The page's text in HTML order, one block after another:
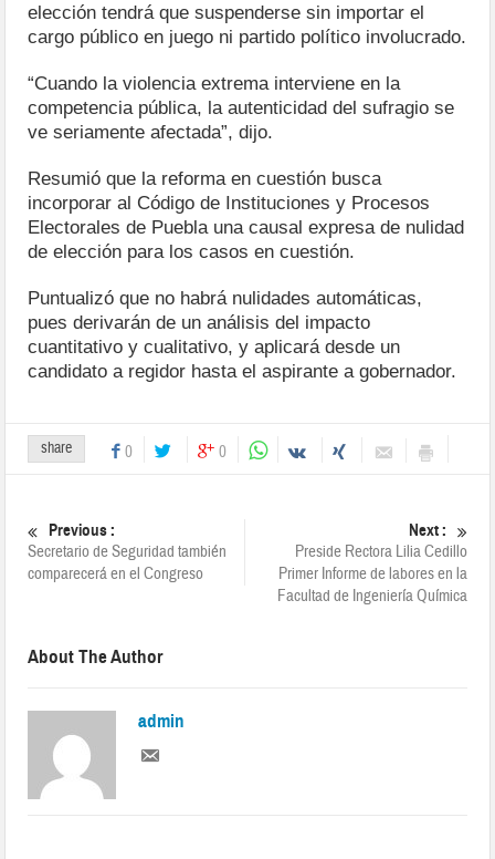
elección tendrá que suspenderse sin importar el
cargo público en juego ni partido político involucrado.
“Cuando la violencia extrema interviene en la
competencia pública, la autenticidad del sufragio se
ve seriamente afectada”, dijo.
Resumió que la reforma en cuestión busca
incorporar al Código de Instituciones y Procesos
Electorales de Puebla una causal expresa de nulidad
de elección para los casos en cuestión.
Puntualizó que no habrá nulidades automáticas,
pues derivarán de un análisis del impacto
cuantitativo y cualitativo, y aplicará desde un
candidato a regidor hasta el aspirante a gobernador.
share 0 0
Previous :
Secretario de Seguridad también
comparecerá en el Congreso
Next :
Preside Rectora Lilia Cedillo
Primer Informe de labores en la
Facultad de Ingeniería Química
About The Author
admin